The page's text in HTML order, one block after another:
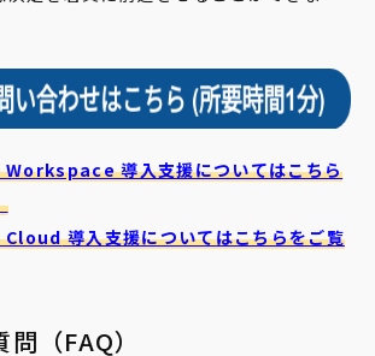
導入支援についてはこちら
Cloud導入支援についてはこちらをご覧
（FAQ）